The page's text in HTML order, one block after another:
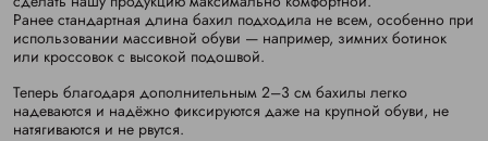
Ранее стандартная длина бахил подходила не всем, особенно при
использовании массивной обуви — например, зимних ботинок
или кроссовок с высокой подошвой.
Теперь благодаря дополнительным 2–3 см бахилы легко
надеваются и надёжно фиксируются даже на крупной обуви, не
натягиваются и не рвутся.